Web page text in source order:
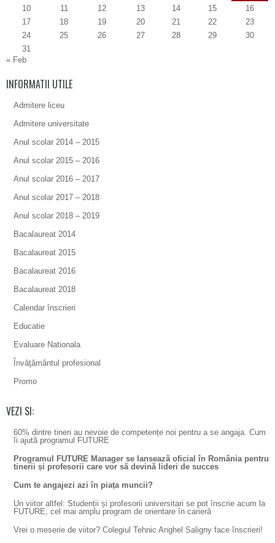
10
11 12 13 14 15
16
17
18 19 20 21 22
23
24
25 26 27 28 29
30
31
« Feb
INFORMATII UTILE
Admitere liceu
Admitere universitate
Anul scolar 2014 – 2015
Anul scolar 2015 – 2016
Anul scolar 2016 – 2017
Anul scolar 2017 – 2018
Anul scolar 2018 – 2019
Bacalaureat 2014
Bacalaureat 2015
Bacalaureat 2016
Bacalaureat 2018
Calendar înscrieri
Educatie
Evaluare Nationala
Învăţământul profesional
Promo
VEZI SI:
60% dintre tineri au nevoie de competențe noi pentru a se angaja. Cum
îi ajută programul FUTURE
Programul FUTURE Manager se lansează oficial în România pentru
tinerii și profesorii care vor să devină lideri de succes
Cum te angajezi azi în piața muncii?
Un viitor altfel: Studenții și profesorii universitari se pot înscrie acum la
FUTURE, cel mai amplu program de orientare în carieră
Vrei o meserie de viitor? Colegiul Tehnic Anghel Saligny face înscrieri!